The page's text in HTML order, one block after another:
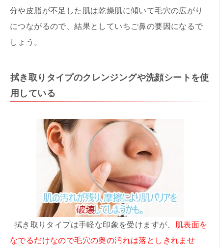
分や皮脂が不足した肌は乾燥肌に傾いて毛穴の広がり
につながるので、結果としていちご鼻の要因になるで
しょう。
拭き取りタイプのクレンジングや洗顔シートを使
用している
拭き取りタイプは手軽な印象を受けますが、 肌表面を
なでるだけなので毛穴の奥の汚れは落としきれませ